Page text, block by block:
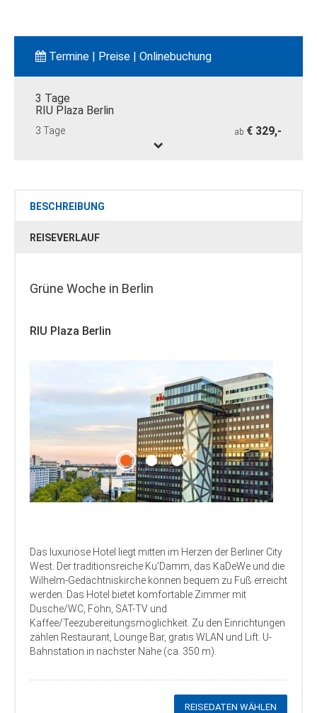
Termine | Preise | Onlinebuchung
3 Tage
RIU Plaza Berlin
3 Tage ab € 329,-
BESCHREIBUNG
REISEVERLAUF
Grüne Woche in Berlin
RIU Plaza Berlin
Das luxuriöse Hotel liegt mitten im Herzen der Berliner City
West. Der traditionsreiche Ku'Damm, das KaDeWe und die
Wilhelm-Gedächtniskirche können bequem zu Fuß erreicht
werden. Das Hotel bietet komfortable Zimmer mit
Dusche/WC, Föhn, SAT-TV und
Kaffee/Teezubereitungsmöglichkeit. Zu den Einrichtungen
zählen Restaurant, Lounge Bar, gratis WLAN und Lift. U-
Bahnstation in nächster Nähe (ca. 350 m).
REISEDATEN WÄHLEN